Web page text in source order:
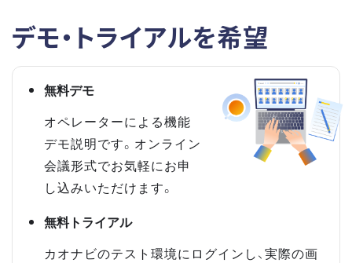
デモ・トライアルを希望
無料デモ
オペレーターによる機能
デモ説明です。オンライン
会議形式でお気軽にお申
し込みいただけます。
無料トライアル
カオナビのテスト環境にログインし、実際の画